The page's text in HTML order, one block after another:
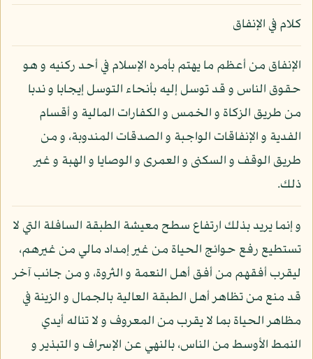
كلام في الإنفاق
الإنفاق من أعظم ما يهتم بأمره الإسلام في أحد ركنيه و هو
حقوق الناس و قد توسل إليه بأنحاء التوسل إيجابا و ندبا
من طريق الزكاة و الخمس و الكفارات المالية و أقسام
الفدية و الإنفاقات الواجبة و الصدقات المندوبة، و من
طريق الوقف و السكنى و العمرى و الوصايا و الهبة و غير
ذلك.
و إنما يريد بذلك ارتفاع سطح معيشة الطبقة السافلة التي لا
تستطيع رفع حوائج الحياة من غير إمداد مالي من غيرهم،
ليقرب أفقهم من أفق أهل النعمة و الثروة، و من جانب آخر
قد منع من تظاهر أهل الطبقة العالية بالجمال و الزينة في
مظاهر الحياة بما لا يقرب من المعروف و لا تناله أيدي
النمط الأوسط من الناس، بالنهي عن الإسراف و التبذير و